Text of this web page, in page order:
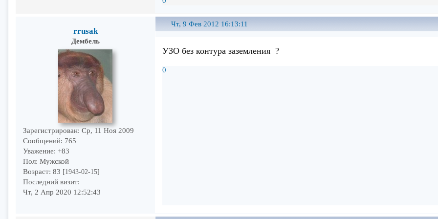
Чт, 9 Фев 2012 16:13:11
rrusak
Дембель
Зарегистрирован: Ср, 11 Ноя 2009
Сообщений: 765
Уважение: +83
Пол: Мужской
Возраст: 83 [1943-02-15]
Последний визит:
Чт, 2 Апр 2020 12:52:43
УЗО без контура заземления ?
0